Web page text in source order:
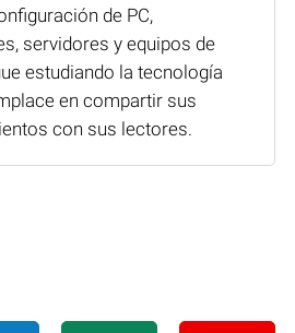
de PC,
servidores y equipos de
estudiando la tecnología
en compartir sus
con sus lectores.